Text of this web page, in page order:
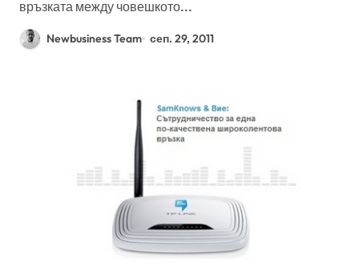
връзката между човешкото...
Newbusiness Team сеп. 29, 2011